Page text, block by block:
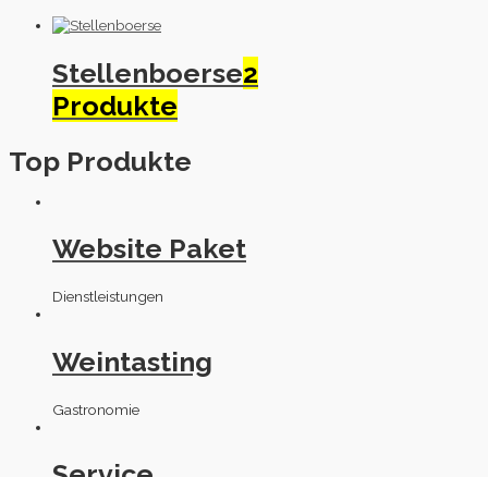
Stellenboerse2
Produkte
Top Produkte
Website Paket
Dienstleistungen
Weintasting
Gastronomie